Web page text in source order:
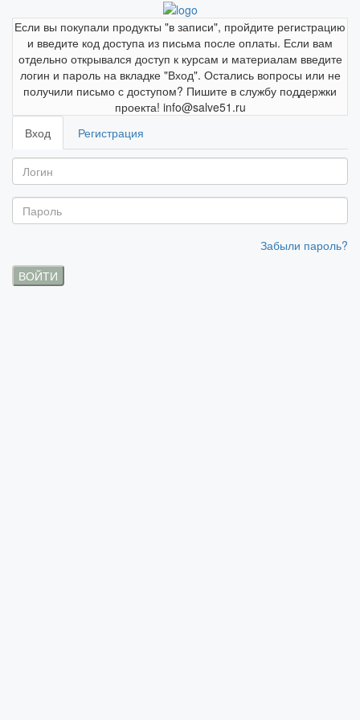
Если вы покупали продукты "в записи", пройдите регистрацию
и введите код доступа из письма после оплаты. Если вам
отдельно открывался доступ к курсам и материалам введите
логин и пароль на вкладке "Вход". Остались вопросы или не
получили письмо с доступом? Пишите в службу поддержки
проекта! info@salve51.ru
Вход
Регистрация
Забыли пароль?
ВОЙТИ